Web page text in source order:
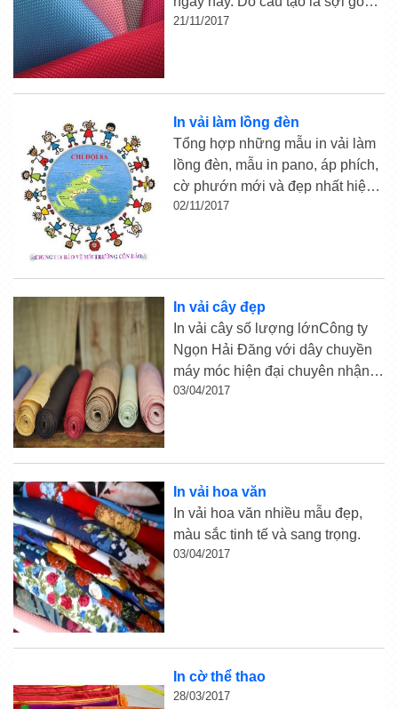
100% nylon nên có nhược điểm
21/11/2017
In vải làm lồng đèn
Tổng hợp những mẫu in vải làm
lồng đèn, mẫu in pano, áp phích,
cờ phướn mới và đẹp nhất hiện
nay tại xưởng in vải Ngọn Hải
02/11/2017
In vải cây đẹp
In vải cây số lượng lớnCông ty
Ngọn Hải Đăng với dây chuyền
máy móc hiện đại chuyên nhận in
các loại vải quận khổ lớn, in vải
03/04/2017
In vải hoa văn
In vải hoa văn nhiều mẫu đẹp,
màu sắc tinh tế và sang trọng.
03/04/2017
In cờ thể thao
28/03/2017